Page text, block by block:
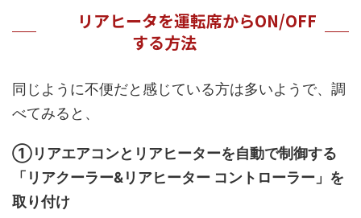
リアヒータを運転席からON/OFF
する方法
同じように不便だと感じている方は多いようで、調
べてみると、
①リアエアコンとリアヒーターを自動で制御する
「リアクーラー&リアヒーター コントローラー」を
取り付け